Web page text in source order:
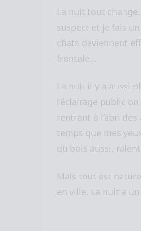
La nuit tout
suspect et je fais
chats deviennent
frontale…
La nuit il y a aussi
l’éclairage public
rentrant à l’abri
temps que mes
du bois aussi,
Mais tout est
en ville. La nuit a